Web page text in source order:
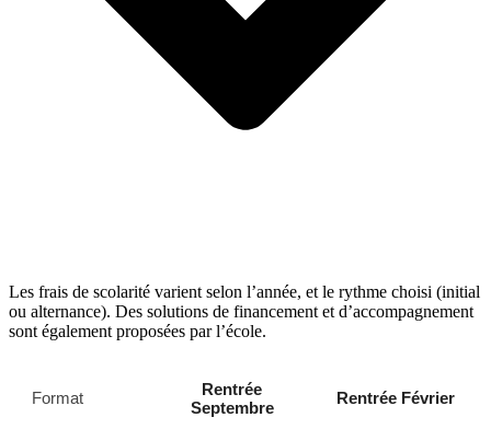
Les frais de scolarité varient selon l’année, et le rythme choisi (initial
ou alternance). Des solutions de financement et d’accompagnement
sont également proposées par l’école.
Format
Rentrée
Septembre
Rentrée Février